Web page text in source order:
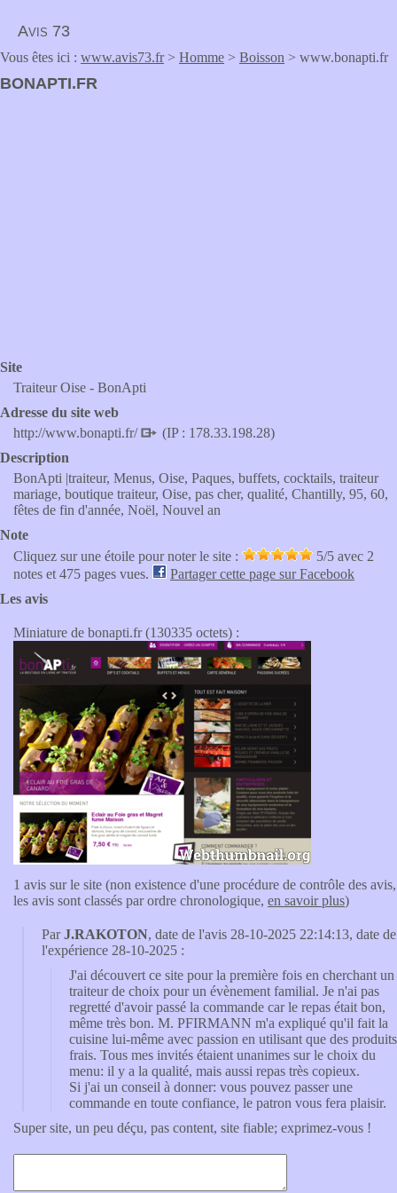
Avis 73
Vous êtes ici : www.avis73.fr> Homme > Boisson > www.bonapti.fr
BONAPTI.FR
Site
Traiteur Oise - BonApti
Adresse du site web
http://www.bonapti.fr/
(IP : 178.33.198.28)
Description
BonApti |traiteur, Menus, Oise, Paques, buffets, cocktails, traiteur
mariage, boutique traiteur, Oise, pas cher, qualité, Chantilly, 95, 60,
fêtes de fin d'année, Noël, Nouvel an
Note
Cliquez sur une étoile pour noter le site :
5/5 avec 2
notes et 475 pages vues.
Partager cette page sur Facebook
Les avis
Miniature de bonapti.fr (130335 octets) :
1 avis sur le site (non existence d'une procédure de contrôle des avis,
les avis sont classés par ordre chronologique, en savoir plus)
ParJ.RAKOTON, date de l'avis 28-10-2025 22:14:13, date de
l'expérience 28-10-2025 :
J'ai découvert ce site pour la première fois en cherchant un
traiteur de choix pour un évènement familial. Je n'ai pas
regretté d'avoir passé la commande car le repas était bon,
même très bon. M. PFIRMANN m'a expliqué qu'il fait la
cuisine lui-même avec passion en utilisant que des produits
frais. Tous mes invités étaient unanimes sur le choix du
menu: il y a la qualité, mais aussi repas très copieux.
Si j'ai un conseil à donner: vous pouvez passer une
commande en toute confiance, le patron vous fera plaisir.
Super site, un peu déçu, pas content, site fiable; exprimez-vous !